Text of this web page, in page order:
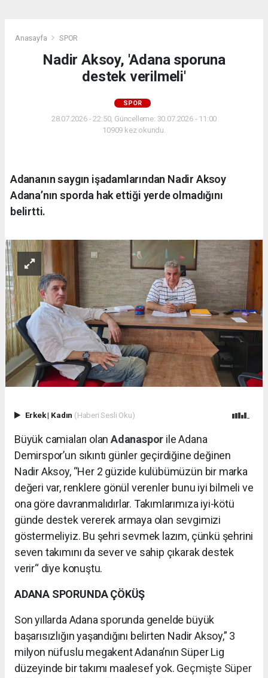
Anasayfa SPOR
Nadir Aksoy, 'Adana sporuna
destek verilmeli'
SPOR
28.07.2026 - 22:50, Güncelleme: 30.07.2026 - 11:00
10909 kez okundu.
Adananın saygın işadamlarından Nadir Aksoy
Adana’nın sporda hak ettiği yerde olmadığını
belirtti.
Erkek| Kadın (Haberi Sesli Oku)
Büyük camiaları olan Adanaspor ile Adana
Demirspor’un sıkıntı günler geçirdiğine değinen
Nadir Aksoy, “Her 2 güzide kulübümüzün bir marka
değeri var, renklere gönül verenler bunu iyi bilmeli ve
ona göre davranmalıdırlar. Takımlarımıza iyi-kötü
günde destek vererek armaya olan sevgimizi
göstermeliyiz. Bu şehri sevmek lazım, çünkü şehrini
seven takımını da sever ve sahip çıkarak destek
verir“ diye konuştu.
ADANA SPORUNDA ÇÖKÜŞ
Son yıllarda Adana sporunda genelde büyük
başarısızlığın yaşandığını belirten Nadir Aksoy,” 3
milyon nüfuslu megakent Adana’nın Süper Lig
düzeyinde bir takımı maalesef yok. Geçmişte Süper